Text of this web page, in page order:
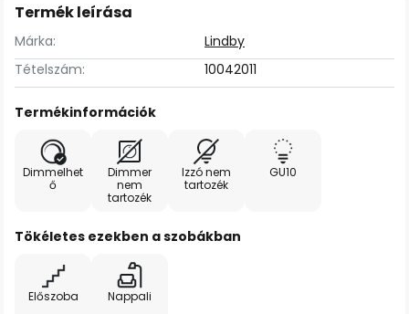
Termék leírása
Márka:
Lindby
Tételszám:
10042011
Termékinformációk
Dimmelhet
ő
Dimmer
nem
tartozék
Izzó nem
tartozék
GU10
Tökéletes ezekben a szobákban
Előszoba Nappali